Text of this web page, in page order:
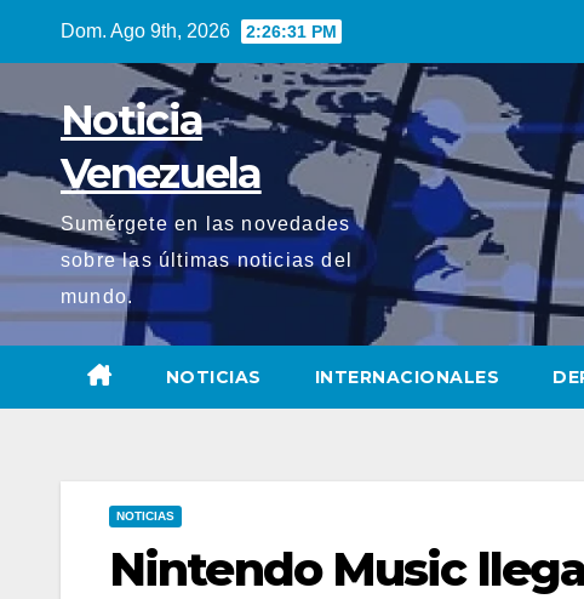
Dom. Ago 9th, 2026 2:26:32 PM
Noticia
Venezuela
Sumérgete en las novedades
sobre las últimas noticias del
mundo.
NOTICIAS INTERNACIONALES
NOTICIAS
Nintendo Music